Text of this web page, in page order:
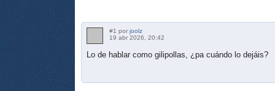
#1 por joolz
19 abr 2026, 20:42
Lo de hablar como gilipollas, ¿pa cuándo lo dejáis?